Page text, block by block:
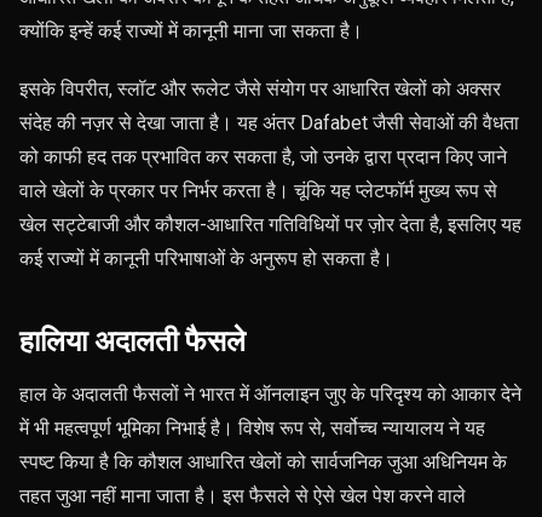
क्योंकि इन्हें कई राज्यों में कानूनी माना जा सकता है।
इसके विपरीत, स्लॉट और रूलेट जैसे संयोग पर आधारित खेलों को अक्सर
संदेह की नज़र से देखा जाता है। यह अंतर Dafabet जैसी सेवाओं की वैधता
को काफी हद तक प्रभावित कर सकता है, जो उनके द्वारा प्रदान किए जाने
वाले खेलों के प्रकार पर निर्भर करता है। चूंकि यह प्लेटफॉर्म मुख्य रूप से
खेल सट्टेबाजी और कौशल-आधारित गतिविधियों पर ज़ोर देता है, इसलिए यह
कई राज्यों में कानूनी परिभाषाओं के अनुरूप हो सकता है।
हालिया अदालती फैसले
हाल के अदालती फैसलों ने भारत में ऑनलाइन जुए के परिदृश्य को आकार देने
में भी महत्वपूर्ण भूमिका निभाई है। विशेष रूप से, सर्वोच्च न्यायालय ने यह
स्पष्ट किया है कि कौशल आधारित खेलों को सार्वजनिक जुआ अधिनियम के
तहत जुआ नहीं माना जाता है। इस फैसले से ऐसे खेल पेश करने वाले